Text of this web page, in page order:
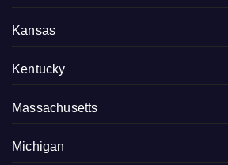
Kansas
Kentucky
Massachusetts
Michigan